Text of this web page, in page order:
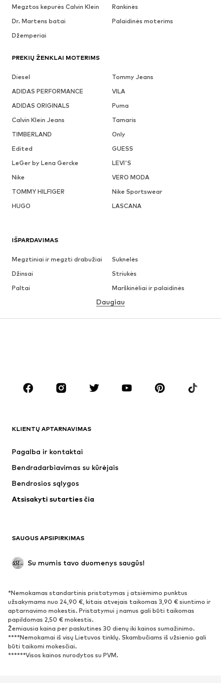
Megztos kepurės Calvin Klein
Rankinės
Dr. Martens batai
Palaidinės moterims
Džemperiai
PREKIŲ ŽENKLAI MOTERIMS
Diesel
Tommy Jeans
ADIDAS PERFORMANCE
VILA
ADIDAS ORIGINALS
Puma
Calvin Klein Jeans
Tamaris
TIMBERLAND
Only
Edited
GUESS
LeGer by Lena Gercke
LEVI'S
Nike
VERO MODA
TOMMY HILFIGER
Nike Sportswear
HUGO
LASCANA
IŠPARDAVIMAS
Megztiniai ir megzti drabužiai
Suknelės
Džinsai
Striukės
Paltai
Marškinėliai ir palaidinės
Apatiniai
Aksesuarai
Premium
Naujienos
Apatiniai
Paltai
Proginiai
Išskirtiniai
BATAI
Naujienos
Šiuo metu paklausu
Sportbačiai
Aulinukai
Batai su kulniukais
Basutės ir šlepetės
Bateliai
Daugiau
KLIENTŲ APTARNAVIMAS
Pagalba ir kontaktai
Bendradarbiavimas su kūrėjais
Bendrosios sąlygos
Atsisakyti sutarties čia
SAUGUS APSIPIRKIMAS
Su mumis tavo duomenys saugūs!
*Nemokamas standartinis pristatymas į atsiėmimo punktus
užsakymams nuo 24,90 €, kitais atvejais taikomas 3,90 € siuntimo ir
aptarnavimo mokestis. Pristatymui į namus gali būti taikomas
papildomas 2,50 € mokestis.
Žemiausia kaina per paskutines 30 dienų iki kainos sumažinimo.
****Nemokamai iš visų Lietuvos tinklų. Skambučiams iš užsienio gali
būti taikomi mokesčiai.
******Visos kainos nurodytos su PVM.